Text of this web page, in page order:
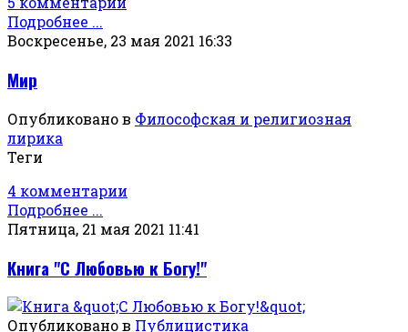
Подробнее ...
Воскресенье, 23 мая 2021 16:33
Мир
Опубликовано в Философская и религиозная
лирика
Теги
4 комментарии
Подробнее ...
Пятница, 21 мая 2021 11:41
Книга "С Любовью к Богу!"
Опубликовано в Публицистика